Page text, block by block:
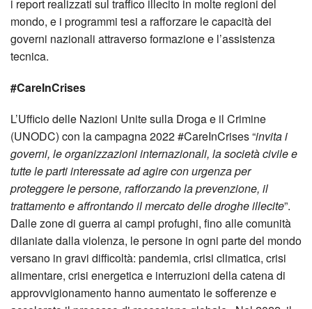
i report realizzati sul traffico illecito in molte regioni del
mondo, e i programmi tesi a rafforzare le capacità dei
governi nazionali attraverso formazione e l’assistenza
tecnica.
#CareInCrises
L’Ufficio delle Nazioni Unite sulla Droga e il Crimine
(UNODC) con la campagna 2022 #CareInCrises “invita i
governi, le organizzazioni internazionali, la società civile e
tutte le parti interessate ad agire con urgenza per
proteggere le persone, rafforzando la prevenzione, il
trattamento e affrontando il mercato delle droghe illecite”.
Dalle zone di guerra ai campi profughi, fino alle comunità
dilaniate dalla violenza, le persone in ogni parte del mondo
versano in gravi difficoltà: pandemia, crisi climatica, crisi
alimentare, crisi energetica e interruzioni della catena di
approvvigionamento hanno aumentato le sofferenze e